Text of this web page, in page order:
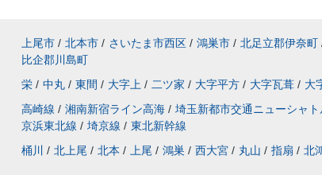
上尾市 / 北本市 / さいたま市西区 / 鴻巣市 / 北足立郡伊奈町
比企郡川島町
栄 / 中丸 / 東間 / 大字上 / 二ツ家 / 大字平方 / 大字瓦葺 / 大
高崎線 / 湘南新宿ライン高海 / 埼玉新都市交通ニューシャト
京浜東北線 / 埼京線 / 東北新幹線
桶川 / 北上尾 / 北本 / 上尾 / 鴻巣 / 西大宮 / 丸山 / 指扇 / 北